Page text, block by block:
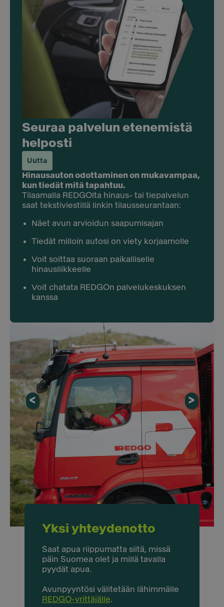
Seuraa palvelun etenemistä
helposti
Uutta
Hinausauton odottaminen on mukavampaa,
kun tiedät mitä tapahtuu.
Tilaamalla REDGOlta hinaus- tai tiepalvelun
saat tekstiviestillä linkin tilausseurantaan:
Näet avun arvioidun saapumisajan
Tiedät milloin autosi on viety korjaamolle
Voit soittaa suoraan paikalliselle
hinausliikkeelle
Voit chatata REDGOn palvelukeskuksen
kanssa
Yksi yhteydenotto
Saat apua riippumatta siitä, missä
päin Suomea olet ja millä tavalla
pyydät apua.
Avunpyyntösi välitetään lähimmälle
REDGO-yrittäjälle.
< >